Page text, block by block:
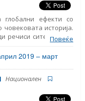
глобални ефекти со
историја.
речиси сите држави
и социјални
Со оглед на
број влади, меѓу кои
вонредна состојба
штетите од новиот
Владата може да
би било дозволено
Повеќе
2019 – март
Национален